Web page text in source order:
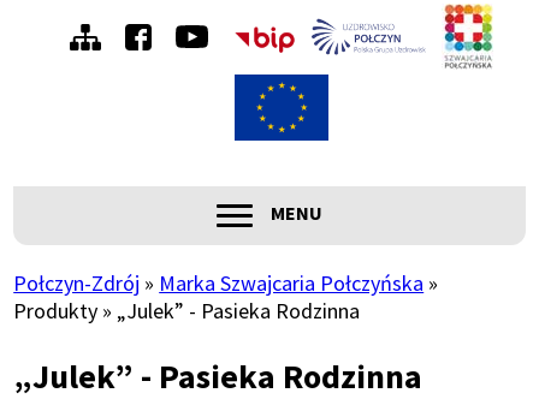
Menu
prawe
Główna
nawigacja
ROZWIŃ
MENU
Ścieżka
Połczyn-Zdrój
Marka Szwajcaria Połczyńska
Produkty
„Julek” - Pasieka Rodzinna
„Julek” - Pasieka Rodzinna